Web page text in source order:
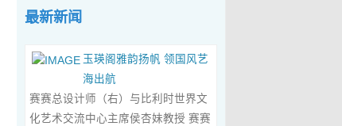
最新新闻
玉瑛阁雅韵扬帆 领国风艺
海出航
赛赛总设计师（右）与比利时世界文
化艺术交流中心主席侯杏妹教授 赛赛